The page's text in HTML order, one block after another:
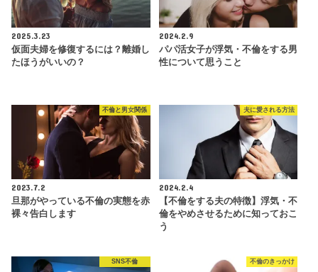
2025.3.23
仮面夫婦を修復するには？離婚し
たほうがいいの？
2024.2.9
パパ活女子が浮気・不倫をする男
性について思うこと
不倫と男女関係
2023.7.2
旦那がやっている不倫の実態を赤
裸々告白します
夫に愛される方法
2024.2.4
【不倫をする夫の特徴】浮気・不
倫をやめさせるために知っておこ
う
SNS不倫 不倫のきっかけ